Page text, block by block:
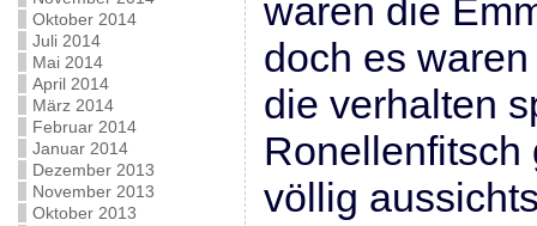
Oktober 2014
Juli 2014
Mai 2014
April 2014
März 2014
Februar 2014
Januar 2014
Dezember 2013
November 2013
Oktober 2013
waren die
doch es
die verhalten
Ronellenfitsch
völlig